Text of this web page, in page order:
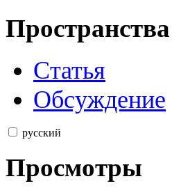
Статья
Обсуждение
русский
Просмотры